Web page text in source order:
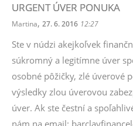
URGENT ÚVER PONUKA
Martina, 27. 6. 2016 12:27
Ste v núdzi akejkoľvek
súkromný a legitímne úver
osobné pôžičky, zlé úverové
výsledky zlou úverovou
úver. Ak ste čestní a
nám na email: